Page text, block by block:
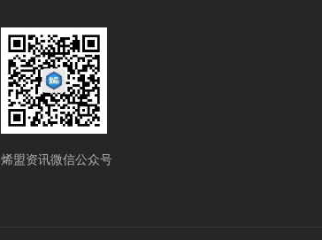
烯盟资讯微信公众号